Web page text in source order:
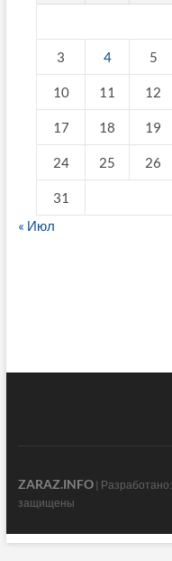
3 4 5
10 11 12
17 18 19
24 25 26
31
« Июл
ZARAZ.INFO| Разработано:
защищены